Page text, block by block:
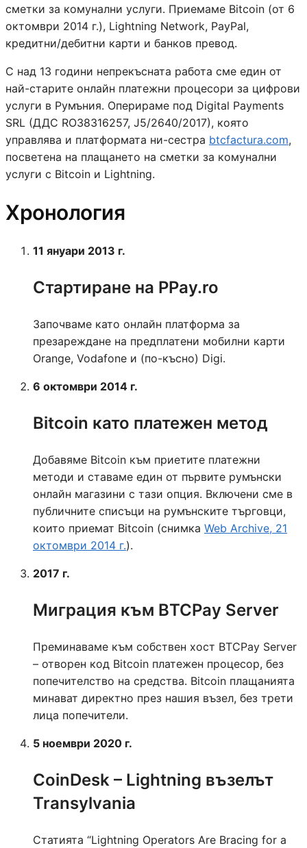
сметки за комунални услуги. Приемаме Bitcoin (от 6
октомври 2014 г.), Lightning Network, PayPal,
кредитни/дебитни карти и банков превод.
С над 13 години непрекъсната работа сме един от
най-старите онлайн платежни процесори за цифрови
услуги в Румъния. Оперираме под Digital Payments
SRL (ДДС RO38316257, J5/2640/2017), която
управлява и платформата ни-сестра btcfactura.com,
посветена на плащането на сметки за комунални
услуги с Bitcoin и Lightning.
Хронология
11 януари 2013 г.
Стартиране на PPay.ro
Започваме като онлайн платформа за
презареждане на предплатени мобилни карти
Orange, Vodafone и (по-късно) Digi.
6 октомври 2014 г.
Bitcoin като платежен метод
Добавяме Bitcoin към приетите платежни
методи и ставаме един от първите румънски
онлайн магазини с тази опция. Включени сме в
публичните списъци на румънските търговци,
които приемат Bitcoin (снимка Web Archive, 21
октомври 2014 г.).
2017 г.
Миграция към BTCPay Server
Преминаваме към собствен хост BTCPay Server
– отворен код Bitcoin платежен процесор, без
попечителство на средства. Bitcoin плащанията
минават директно през нашия възел, без трети
лица попечители.
5 ноември 2020 г.
CoinDesk – Lightning възелът
Transylvania
Статията “Lightning Operators Are Bracing for a